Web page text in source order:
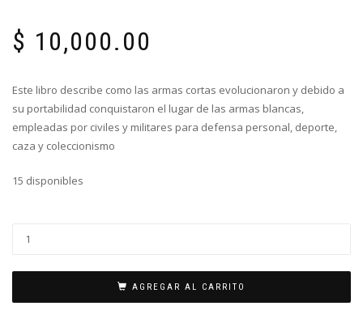
$ 10,000.00
Este libro describe como las armas cortas evolucionaron y debido a
su portabilidad conquistaron el lugar de las armas blancas,
empleadas por civiles y militares para defensa personal, deporte,
caza y coleccionismo
15 disponibles
AGREGAR AL CARRITO